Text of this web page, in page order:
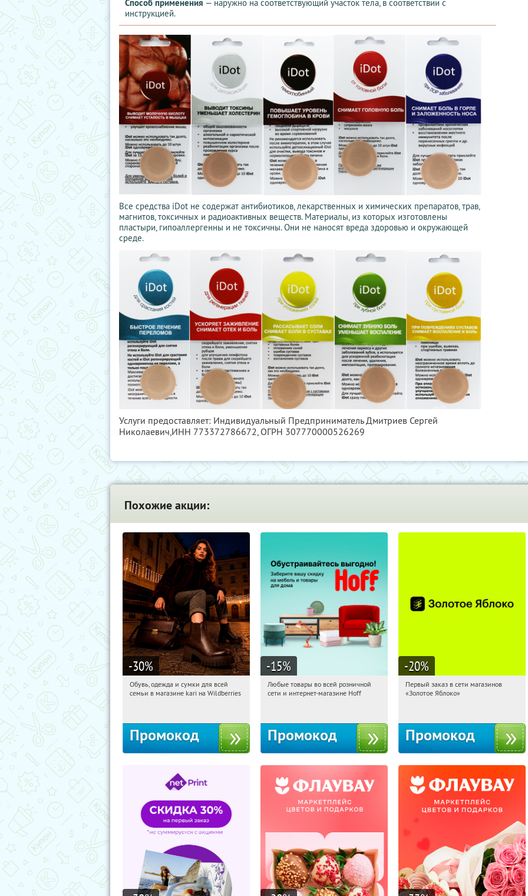
Способ применения — наружно на соответствующий участок тела, в соответствии с
инструкцией.
Все средства iDot не содержат антибиотиков, лекарственных и химических препаратов, трав,
магнитов, токсичных и радиоактивных веществ. Материалы, из которых изготовлены
пластыри, гипоаллергенны и не токсичны. Они не наносят вреда здоровью и окружающей
среде.
Услуги предоставляет: Индивидуальный Предприниматель Дмитриев Сергей
Николаевич, ИНН 773372786672 , ОГРН 307770000526269
Похожие акции:
-30%
06:16:59 Получили:
Обувь, одежда и сумки для всей
семьи в магазине kari на Wildberries
Промокод
-15%
06:16:59 Получили:
Любые товары во всей розничной
сети и интернет-магазине Hoff
Промокод
-20%
06:16:59
Получи первым!
Первый заказ в сети магазинов
«Золотое Яблоко»
Промокод